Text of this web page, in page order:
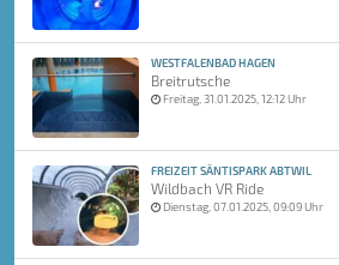
WESTFALENBAD HAGEN
Breitrutsche
Freitag, 31.01.2025, 12:12 Uhr
FREIZEIT SÄNTISPARK ABTWIL
Wildbach VR Ride
Dienstag, 07.01.2025, 09:09 Uhr